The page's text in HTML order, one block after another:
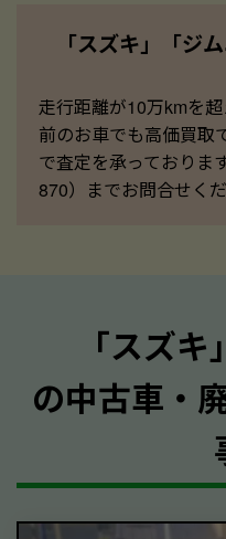
「スズキ」「
走行距離が10万kmを
前のお車でも高価買取
で査定を承っておりま
870）までお問合せくだ
｢スズキ
の中古車・